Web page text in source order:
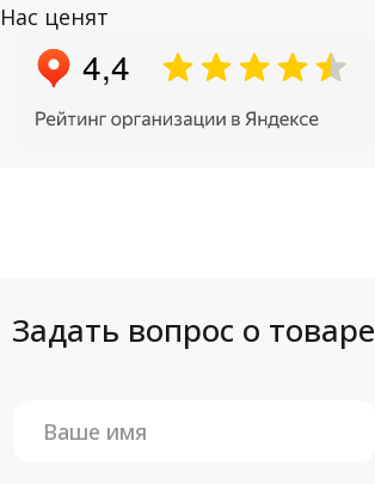
Нас ценят
Задать вопрос о товаре